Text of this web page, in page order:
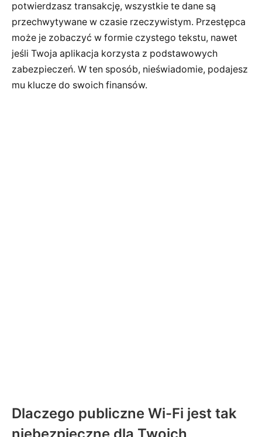
potwierdzasz transakcję, wszystkie te dane są
przechwytywane w czasie rzeczywistym. Przestępca
może je zobaczyć w formie czystego tekstu, nawet
jeśli Twoja aplikacja korzysta z podstawowych
zabezpieczeń. W ten sposób, nieświadomie, podajesz
mu klucze do swoich finansów.
Dlaczego publiczne Wi-Fi jest tak
niebezpieczne dla Twoich